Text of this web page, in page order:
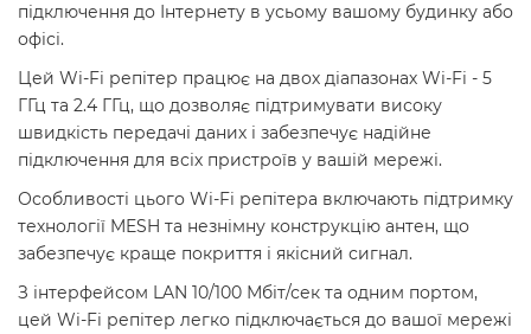
підключення до Інтернету в усьому вашому будинку або
офісі.
Цей Wi-Fi репітер працює на двох діапазонах Wi-Fi - 5
ГГц та 2.4 ГГц, що дозволяє підтримувати високу
швидкість передачі даних і забезпечує надійне
підключення для всіх пристроїв у вашій мережі.
Особливості цього Wi-Fi репітера включають підтримку
технології MESH та незнімну конструкцію антен, що
забезпечує краще покриття і якісний сигнал.
З інтерфейсом LAN 10/100 Мбіт/сек та одним портом,
цей Wi-Fi репітер легко підключається до вашої мережі